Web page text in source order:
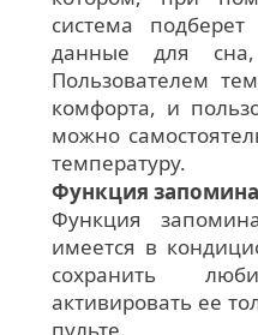
система
данные для
Пользователем
комфорта, и
можно
температуру.
Функция
Функция
имеется в
сохранить
активировать ее